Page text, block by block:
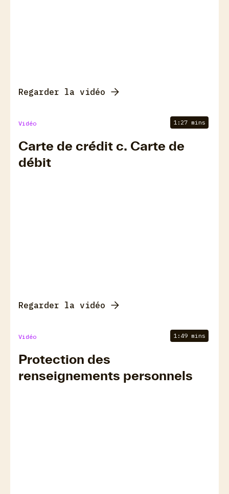
Regarder la vidéo
Vidéo 1:27 mins
Carte de crédit c. Carte de
débit
Regarder la vidéo
Vidéo 1:49 mins
Protection des
renseignements personnels